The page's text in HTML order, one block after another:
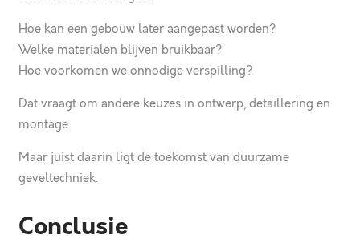
Hoe kan een gebouw later aangepast worden?
Welke materialen blijven bruikbaar?
Hoe voorkomen we onnodige verspilling?
Dat vraagt om andere keuzes in ontwerp, detaillering en
montage.
Maar juist daarin ligt de toekomst van duurzame
geveltechniek.
Conclusie